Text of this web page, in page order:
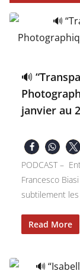
🔊
janvier au
PODCAST –
Francesco
subtilement
Read More